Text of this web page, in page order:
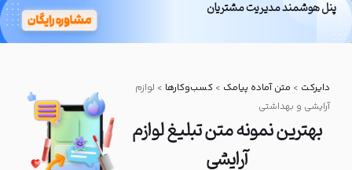
دایرکت > متن آماده پیامک > کسب‌و‌کارها > لوازم
آرایشی و بهداشتی
بهترین نمونه متن تبلیغ لوازم
آرایشی
پنل هوشمند مدیریت مشتریان